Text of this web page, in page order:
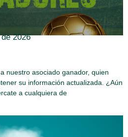
nuestro asociado ganador, quien
su información actualizada. ¿Aún
a cualquiera de
2026